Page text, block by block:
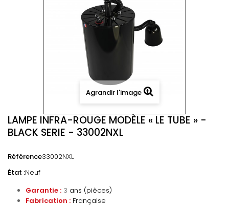
Agrandir l'image
LAMPE INFRA-ROUGE MODÈLE « LE TUBE » -
BLACK SERIE - 33002NXL
Référence33002NXL
État :Neuf
Garantie : 3 ans (pièces)
Fabrication : Française